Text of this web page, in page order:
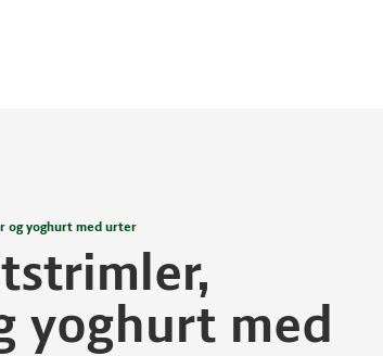
og yoghurt med urter
yoghurt med